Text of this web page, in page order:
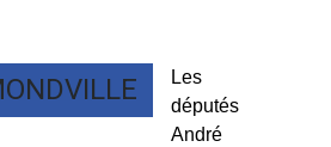
Les
députés
André